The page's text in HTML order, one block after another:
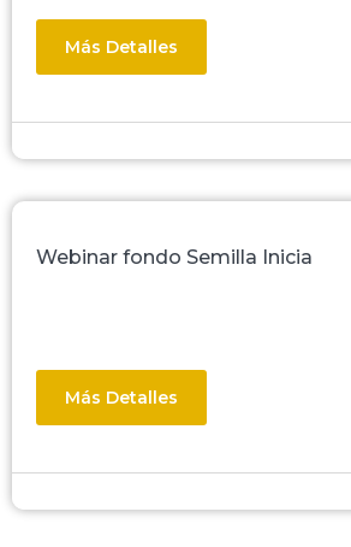
Más Detalles
Webinar fondo Semilla Inicia
Más Detalles